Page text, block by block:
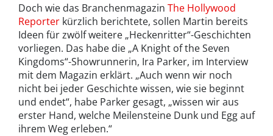
Doch wie das Branchenmagazin The Hollywood
Reporter kürzlich berichtete, sollen Martin bereits
Ideen für zwölf weitere „Heckenritter“-Geschichten
vorliegen. Das habe die „A Knight of the Seven
Kingdoms“-Showrunnerin, Ira Parker, im Interview
mit dem Magazin erklärt. „Auch wenn wir noch
nicht bei jeder Geschichte wissen, wie sie beginnt
und endet“, habe Parker gesagt, „wissen wir aus
erster Hand, welche Meilensteine Dunk und Egg auf
ihrem Weg erleben.“